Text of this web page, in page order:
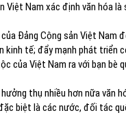
Nam xác định văn hóa là
Đảng Cộng sản Việt Nam
tế; đẩy mạnh phát triển
của Việt Nam ra với bạn bè
thụ nhiều hơn nữa văn
biệt là các nước, đối tác